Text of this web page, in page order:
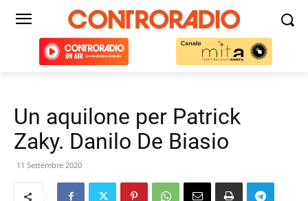
Un aquilone per Patrick
Zaky. Danilo De Biasio
11 Settembre 2020